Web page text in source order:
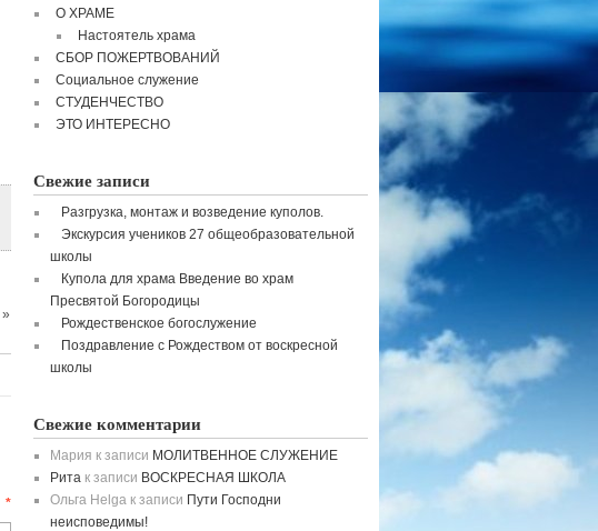
»
*
О ХРАМЕ
Настоятель храма
СБОР ПОЖЕРТВОВАНИЙ
Социальное служение
СТУДЕНЧЕСТВО
ЭТО ИНТЕРЕСНО
Свежие записи
Разгрузка, монтаж и возведение куполов.
Экскурсия учеников 27 общеобразовательной
школы
Купола для храма Введение во храм
Пресвятой Богородицы
Рождественское богослужение
Поздравление с Рождеством от воскресной
школы
Свежие комментарии
Мария к записи МОЛИТВЕННОЕ СЛУЖЕНИЕ
Рита к записи ВОСКРЕСНАЯ ШКОЛА
Ольга Helga к записи Пути Господни
неисповедимы!